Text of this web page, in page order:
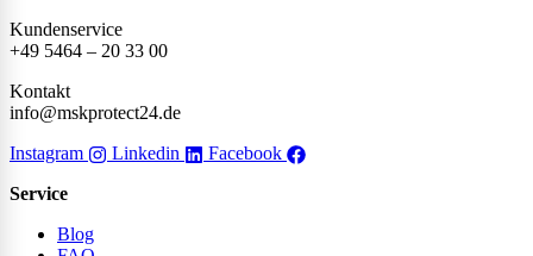
Kundenservice
+49 5464 – 20 33 00
Kontakt
info@mskprotect24.de
Instagram
Linkedin Facebook
Service
Blog